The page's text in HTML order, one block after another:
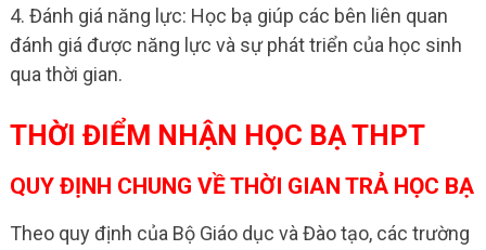
4. Đánh giá năng lực: Học bạ giúp các bên liên quan
đánh giá được năng lực và sự phát triển của học sinh
qua thời gian.
THỜI ĐIỂM NHẬN HỌC BẠ THPT
QUY ĐỊNH CHUNG VỀ THỜI GIAN TRẢ HỌC BẠ
Theo quy định của Bộ Giáo dục và Đào tạo, các trường